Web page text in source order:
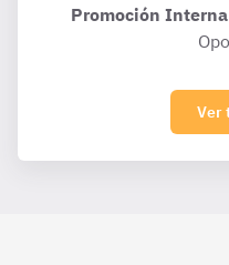
Promoción Interna
Ver